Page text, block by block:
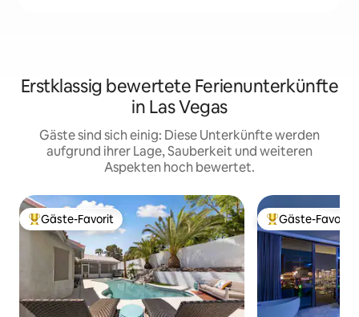
Erstklassig bewertete Ferienunterkünfte
in Las Vegas
Gäste sind sich einig: Diese Unterkünfte werden
aufgrund ihrer Lage, Sauberkeit und weiteren
Aspekten hoch bewertet.
Beliebter Gäste-Favorit.
Gäste-Favorit Beliebter Gäste-
Gäste-Favorit